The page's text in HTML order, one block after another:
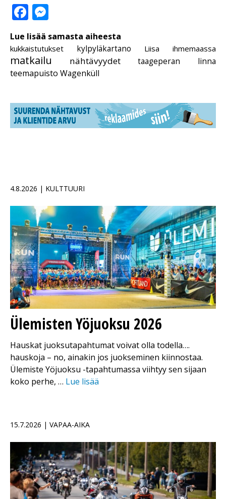
Facebook
Lue lisää samasta aiheesta
kukkaistutukset kylpyläkartano Liisa ihmemaassa
matkailu nähtävyydet
taageperan linna
teemapuisto Wagenküll
4.8.2026 | KULTTUURI
Ülemisten Yöjuoksu 2026
Hauskat juoksutapahtumat voivat olla todella….
hauskoja – no, ainakin jos juokseminen kiinnostaa.
Ülemiste Yöjuoksu -tapahtumassa viihtyy sen sijaan
koko perhe, … Lue lisää
15.7.2026 | VAPAA-AIKA